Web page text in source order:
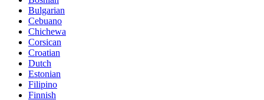
Bulgarian
Cebuano
Chichewa
Corsican
Croatian
Dutch
Estonian
Filipino
Finnish